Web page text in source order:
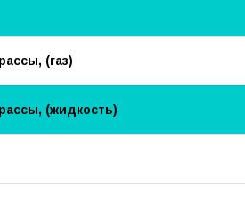
(газ)
(жидкость)